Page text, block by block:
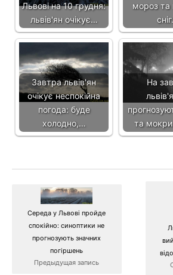
Львові на 10 грудня:
львів'ян очікує…
мороз та
Завтра львів'ян
очікує неспокійна
погода: буде
холодно,…
На
та
Середа у Львові пройде
спокійно: синоптики не
прогнозують значних
погіршень
Предыдущая запись